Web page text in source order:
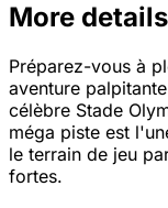
More details
Préparez-vous à
aventure
célèbre Stade
méga piste est
le terrain de jeu
fortes.